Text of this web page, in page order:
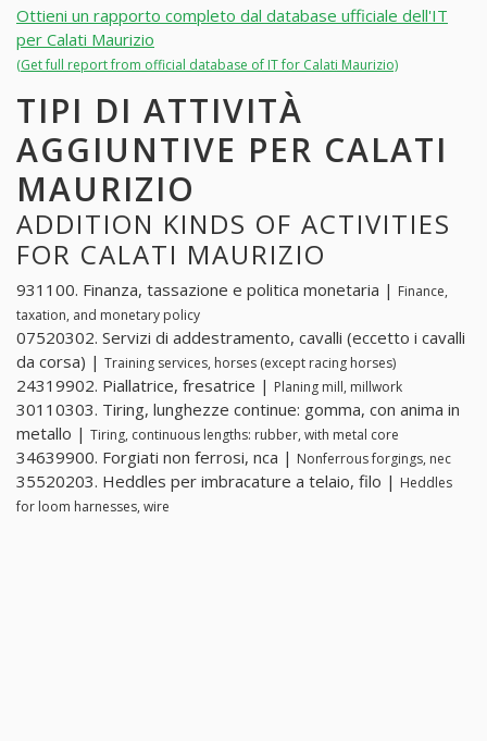
Ottieni un rapporto completo dal database ufficiale dell'IT
per Calati Maurizio
(Get full report from official database of IT for Calati Maurizio)
TIPI DI ATTIVITÀ
AGGIUNTIVE PER CALATI
MAURIZIO
ADDITION KINDS OF ACTIVITIES
FOR CALATI MAURIZIO
931100. Finanza, tassazione e politica monetaria | Finance,
taxation, and monetary policy
07520302. Servizi di addestramento, cavalli (eccetto i cavalli
da corsa) | Training services, horses (except racing horses)
24319902. Piallatrice, fresatrice | Planing mill, millwork
30110303. Tiring, lunghezze continue: gomma, con anima in
metallo | Tiring, continuous lengths: rubber, with metal core
34639900. Forgiati non ferrosi, nca | Nonferrous forgings, nec
35520203. Heddles per imbracature a telaio, filo | Heddles
for loom harnesses, wire